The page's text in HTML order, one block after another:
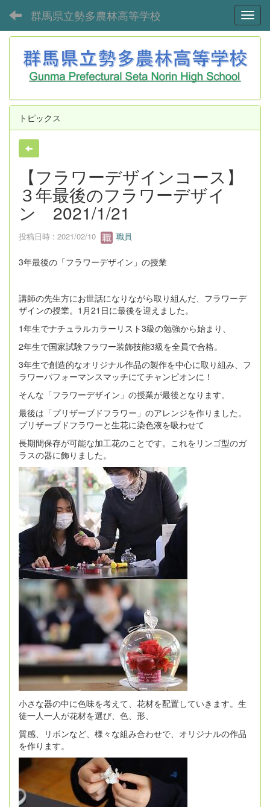
群馬県立勢多農林高等学校
トピックス
【フラワーデザインコース】
３年最後のフラワーデザイ
ン 2021/1/21
投稿日時 : 2021/02/10 職員
3年最後の「フラワーデザイン」の授業
講師の先生方にお世話になりながら取り組んだ、フラワーデ
ザインの授業。1月21日に最後を迎えました。
1年生でナチュラルカラーリスト3級の勉強から始まり、
2年生で国家試験フラワー装飾技能3級を全員で合格。
3年生で創造的なオリジナル作品の製作を中心に取り組み、フ
ラワーパフォーマンスマッチにてチャンピオンに！
そんな「フラワーデザイン」の授業が最後となります。
最後は「プリザーブドフラワー」のアレンジを作りました。
プリザーブドフラワーと生花に染色液を吸わせて
長期間保存が可能な加工花のことです。これをリンゴ型のガ
ラスの器に飾りました。
小さな器の中に色味を考えて、花材を配置していきます。生
徒一人一人が花材を選び、色、形、
質感、リボンなど、様々な組み合わせで、オリジナルの作品
を作ります。